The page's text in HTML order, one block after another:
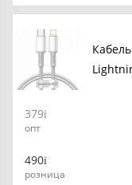
379
опт
490
розница